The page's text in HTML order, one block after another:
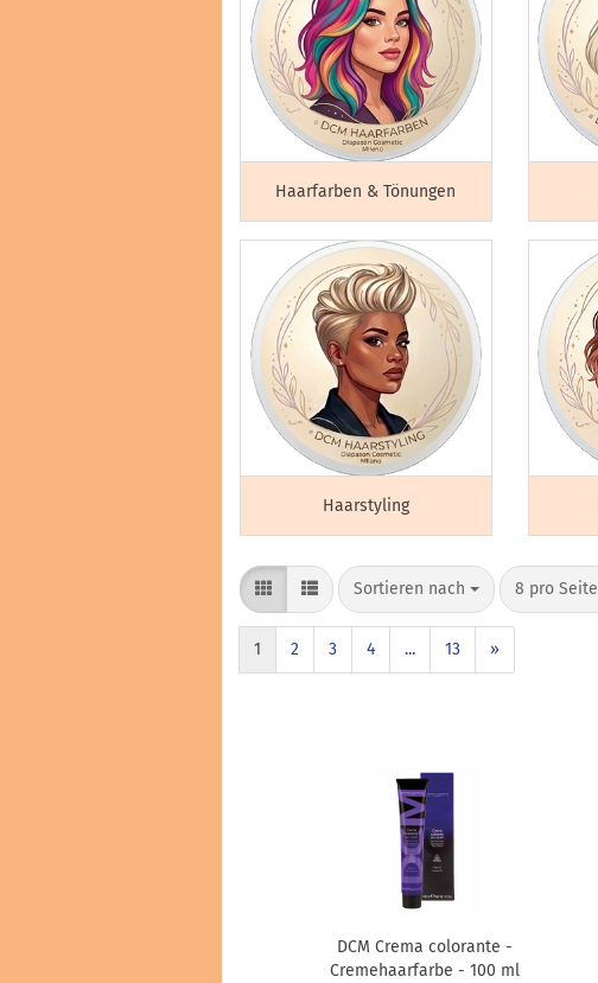
Haarfarben & Tönungen
Haarstyling
Sortieren nach 8 pro Seite
1 2 3 4 ... 13 »
DCM Crema colorante -
Cremehaarfarbe - 100 ml